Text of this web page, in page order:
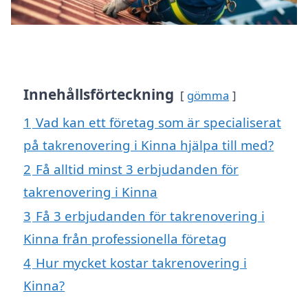
Innehållsförteckning gömma
1 Vad kan ett företag som är specialiserat
på takrenovering i Kinna hjälpa till med?
2 Få alltid minst 3 erbjudanden för
takrenovering i Kinna
3 Få 3 erbjudanden för takrenovering i
Kinna från professionella företag
4 Hur mycket kostar takrenovering i
Kinna?